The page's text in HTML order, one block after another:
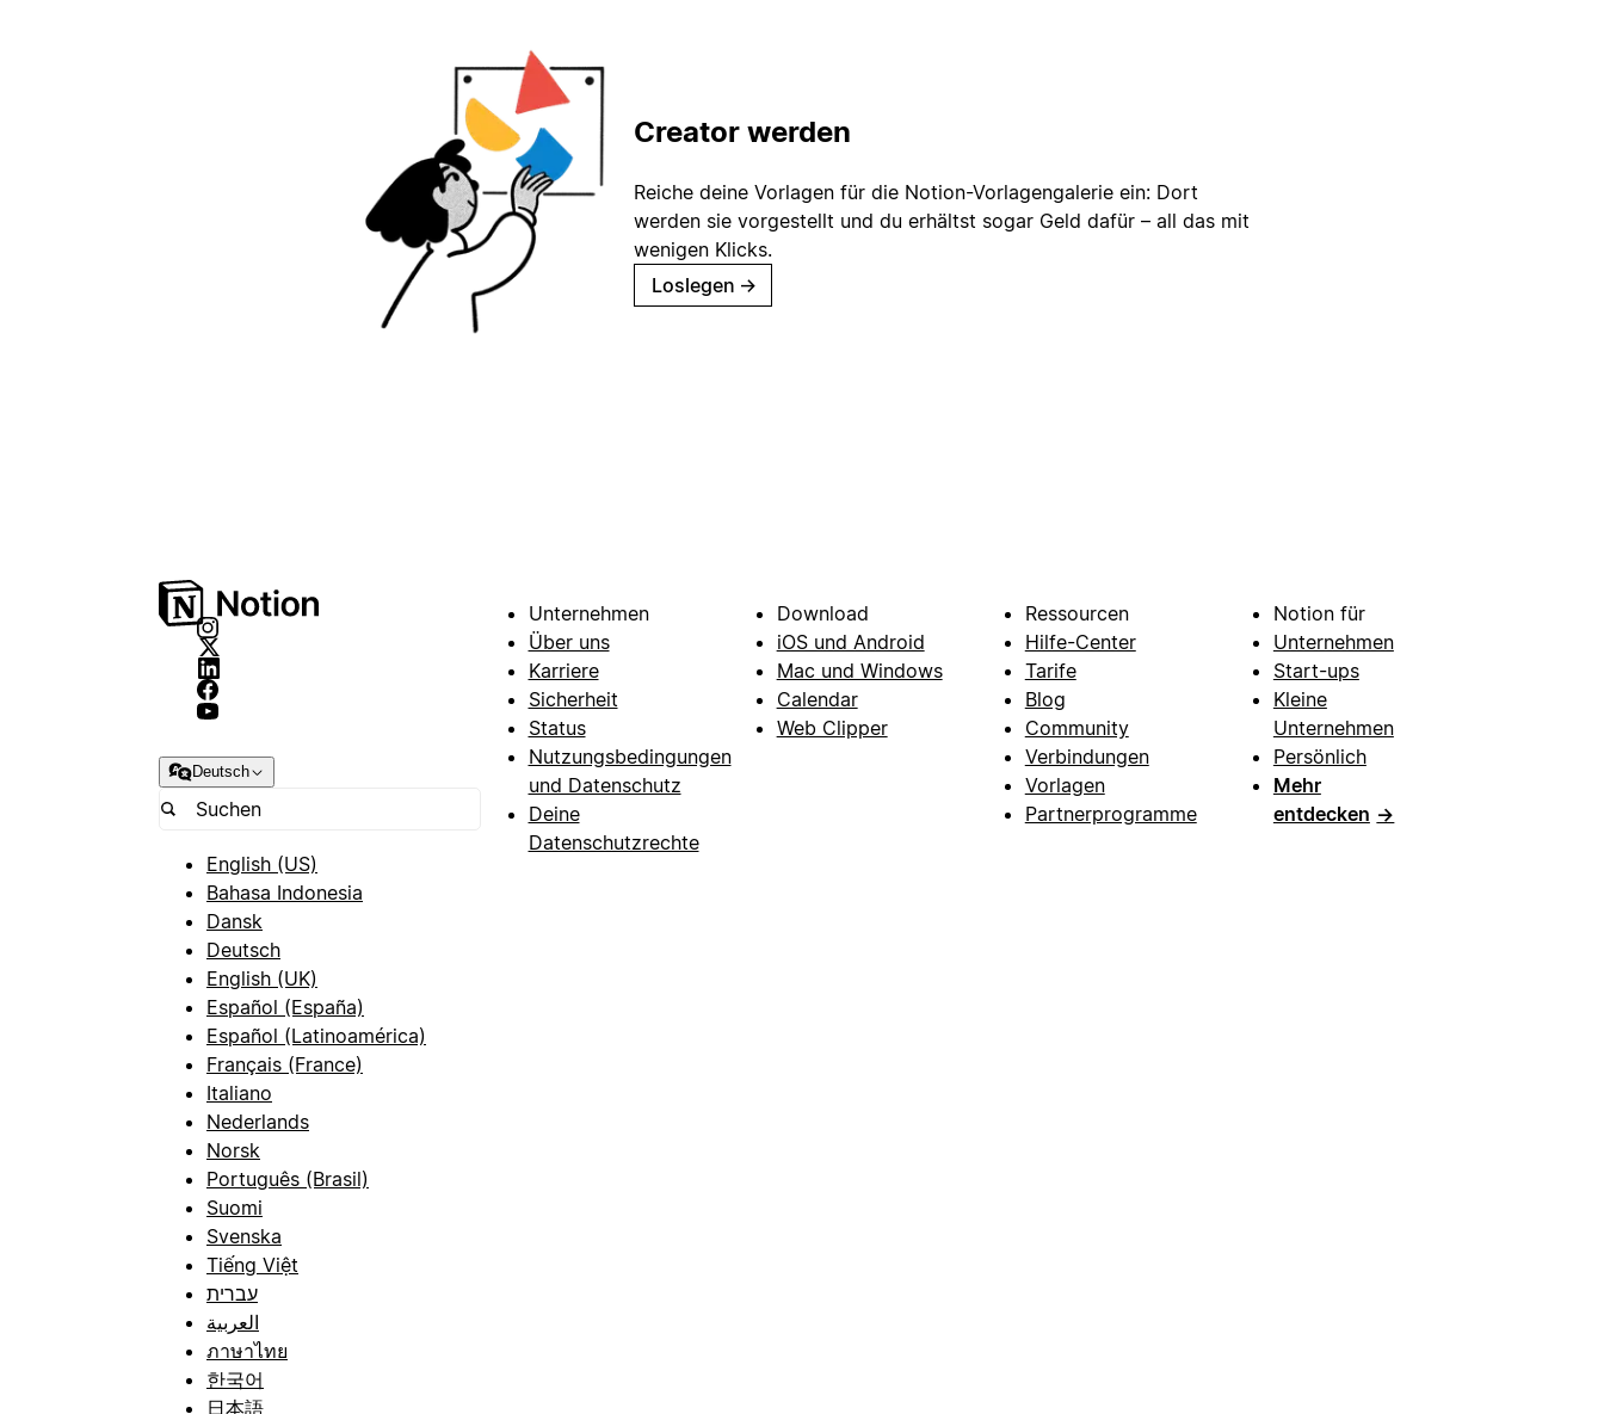
Creator werden
Reiche deine Vorlagen für die Notion-Vorlagengalerie ein: Dort
werden sie vorgestellt und du erhältst sogar Geld dafür – all das mit
wenigen Klicks.
Loslegen →
Deutsch
English (US)
Bahasa Indonesia
Dansk
Deutsch
English (UK)
Español (España)
Español (Latinoamérica)
Français (France)
Italiano
Nederlands
Norsk
Português (Brasil)
Suomi
Svenska
Tiếng Việt
עברית
العربية
ภาษาไทย
한국어
日本語
Unternehmen
Über uns
Karriere
Sicherheit
Status
Nutzungsbedingungen
und Datenschutz
Deine
Datenschutzrechte
Download
iOS und Android
Mac und Windows
Calendar
Web Clipper
Ressourcen
Hilfe-Center
Tarife
Blog
Community
Verbindungen
Vorlagen
Partnerprogramme
Notion für
Unternehmen
Start-ups
Kleine
Unternehmen
Persönlich
Mehr
entdecken →